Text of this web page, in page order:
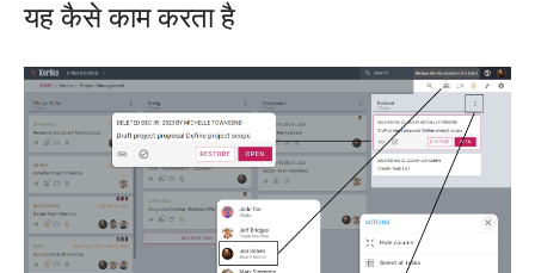
यह कैसे काम करता है